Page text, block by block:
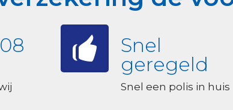
Snel
geregeld
Snel een polis in huis